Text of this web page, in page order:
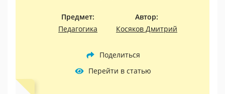
Предмет:
Педагогика
Автор:
Косяков Дмитрий
Поделиться
Перейти в статью